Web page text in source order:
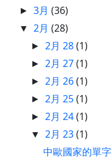
►3月(36)
▼ 2月(28)
► 2月 28(1)
► 2月 27(1)
► 2月 26(1)
► 2月 25(1)
► 2月 24(1)
▼ 2月 23(1)
中歐國家的單字